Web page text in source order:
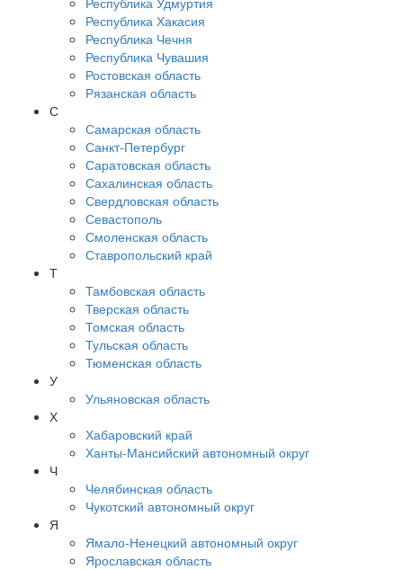
Республика Хакасия
Республика Чечня
Республика Чувашия
Ростовская область
Рязанская область
С
Самарская область
Санкт-Петербург
Саратовская область
Сахалинская область
Свердловская область
Севастополь
Смоленская область
Ставропольский край
Т
Тамбовская область
Тверская область
Томская область
Тульская область
Тюменская область
У
Ульяновская область
Х
Хабаровский край
Ханты-Мансийский автономный округ
Ч
Челябинская область
Чукотский автономный округ
Я
Ямало-Ненецкий автономный округ
Ярославская область